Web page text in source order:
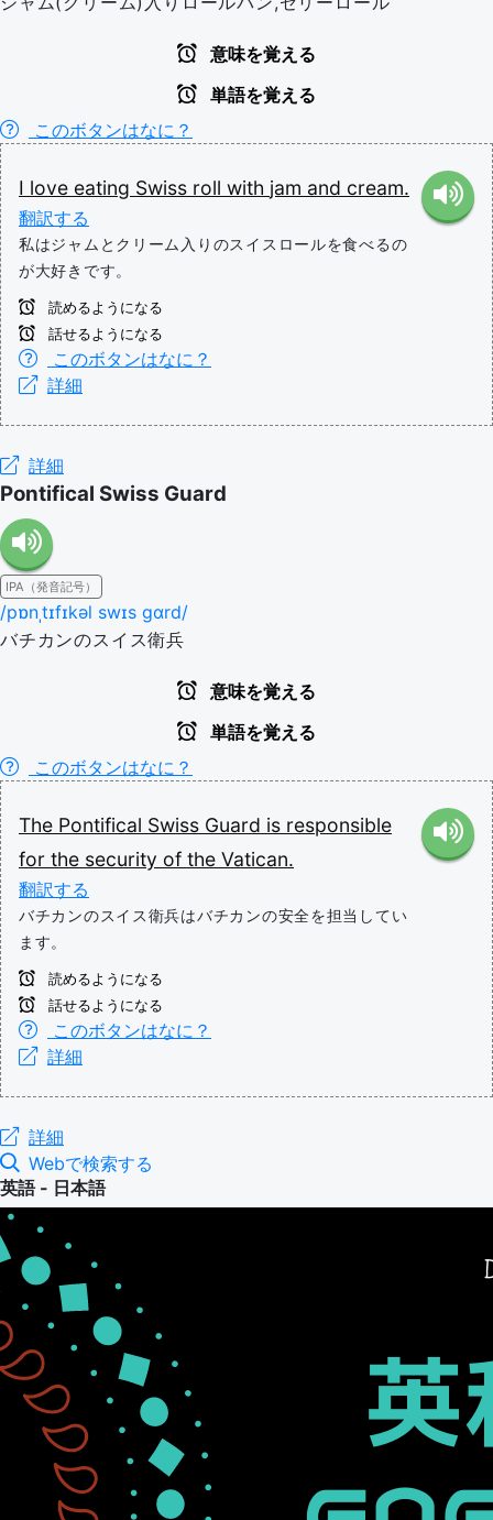
意味を覚える
単語を覚える
このボタンはなに？
I love eating Swiss roll with jam and cream.
翻訳する
私はジャムとクリーム入りのスイスロールを食べるの
が大好きです。
読めるようになる
話せるようになる
このボタンはなに？
詳細
詳細
Pontifical Swiss Guard
IPA（発音記号）
/pɒnˌtɪfɪkəl swɪs gɑrd/
バチカンのスイス衛兵
意味を覚える
単語を覚える
このボタンはなに？
The Pontifical Swiss Guard is responsible
for the security of the Vatican.
翻訳する
バチカンのスイス衛兵はバチカンの安全を担当してい
ます。
読めるようになる
話せるようになる
このボタンはなに？
詳細
詳細
Webで検索する
英語 - 日本語